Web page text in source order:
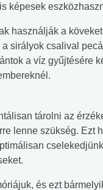
képesek
használják a
sirályok csalival
a víz gyűjtésére
tárolni az
lenne szükség. Ezt
és ezt